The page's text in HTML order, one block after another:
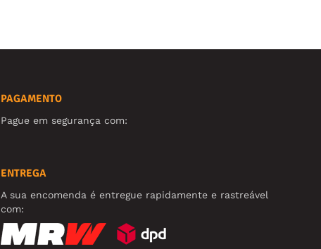
PAGAMENTO
Pague em segurança com:
ENTREGA
A sua encomenda é entregue rapidamente e rastreável
com: